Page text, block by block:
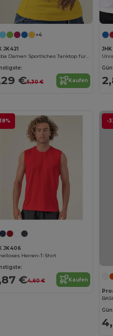
+4
JK421
Aruba Damen Sportliches Tanktop für Fitness
€5,30 € Kaufen
JK406
Herren-T-Shirt
€4,60 € Kaufen
-